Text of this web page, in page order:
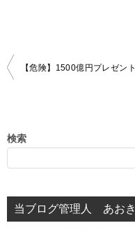
投
ビ
シ
ョ
検索
当ブログ管理人 あおき